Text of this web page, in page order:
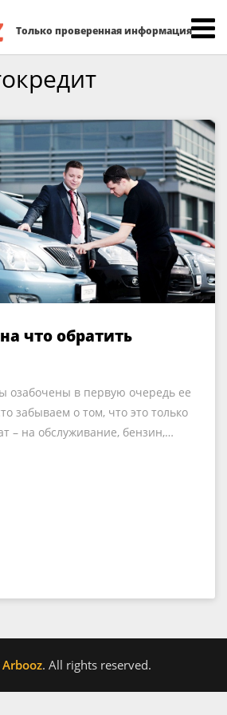
Только проверенная информация
что обратить
в первую очередь ее
забываем о том, что это только
– на обслуживание, бензин,…
Arbooz. All rights reserved.